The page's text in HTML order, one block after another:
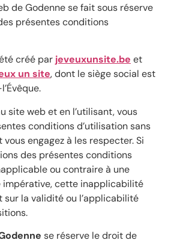
de Godenne se fait sous réserve
présentes conditions
créé par jeveuxunsite.be et
un site, dont le siège social est
site web et en l’utilisant, vous
conditions d’utilisation sans
engagez à les respecter. Si
des présentes conditions
ou contraire à une
impérative, cette inapplicabilité
sur la validité ou l’applicabilité
se réserve le droit de